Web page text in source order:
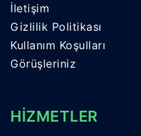
İletişim
Gizlilik Politikası
Kullanım Koşulları
Görüşleriniz
HİZMETLER